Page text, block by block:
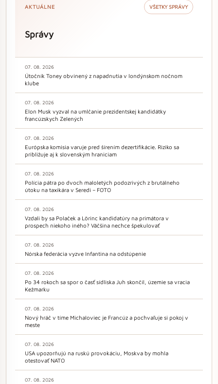
AKTUÁLNE VŠETKY SPRÁVY
Správy
07. 08. 2026
Útočník Toney obvinený z napadnutia v londýnskom nočnom
klube
07. 08. 2026
Elon Musk vyzval na umlčanie prezidentskej kandidátky
francúzskych Zelených
07. 08. 2026
Európska komisia varuje pred šírením dezertifikácie. Riziko sa
približuje aj k slovenským hraniciam
07. 08. 2026
Polícia pátra po dvoch maloletých podozrivých z brutálneho
útoku na taxikára v Seredi – FOTO
07. 08. 2026
Vzdali by sa Polaček a Lörinc kandidatúry na primátora v
prospech niekoho iného? Väčšina nechce špekulovať
07. 08. 2026
Nórska federácia vyzve Infantina na odstúpenie
07. 08. 2026
Po 34 rokoch sa spor o časť sídliska Juh skončil, územie sa vracia
Kežmarku
07. 08. 2026
Nový hráč v tíme Michaloviec je Francúz a pochvaľuje si pokoj v
meste
07. 08. 2026
USA upozorňujú na ruskú provokáciu, Moskva by mohla
otestovať NATO
07. 08. 2026